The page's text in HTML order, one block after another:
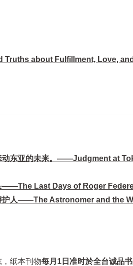
Truths about Fulfillment, Love,
动东亚的未来。——Judgment at
——The Last Days of Roger
护人——The Astronomer and the
纸本刊物每月1日准时於全台诚品